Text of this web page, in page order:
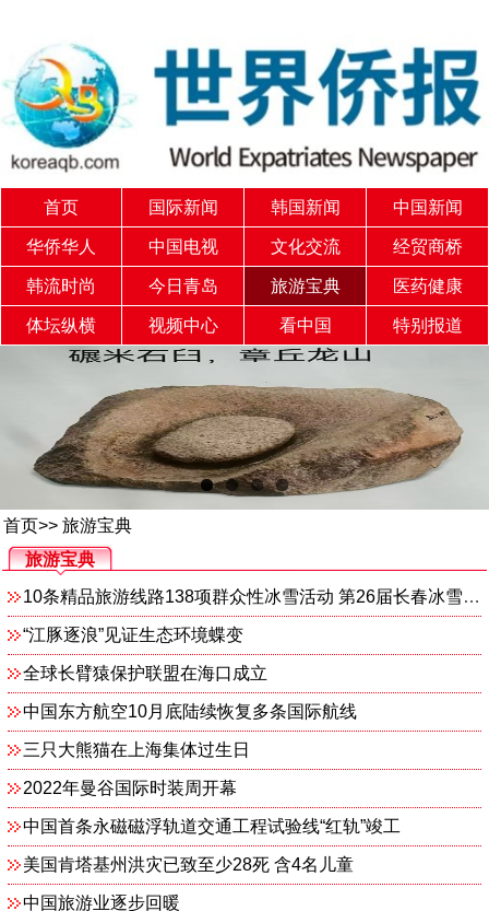
首页 国际新闻 韩国新闻 中国新闻
华侨华人 中国电视 文化交流 经贸商桥
韩流时尚 今日青岛 旅游宝典 医药健康
体坛纵横 视频中心 看中国 特别报道
首页>> 旅游宝典
旅游宝典
10条精品旅游线路138项群众性冰雪活动 第26届长春冰雪节精彩纷呈
“江豚逐浪”见证生态环境蝶变
全球长臂猿保护联盟在海口成立
中国东方航空10月底陆续恢复多条国际航线
三只大熊猫在上海集体过生日
2022年曼谷国际时装周开幕
中国首条永磁磁浮轨道交通工程试验线“红轨”竣工
美国肯塔基州洪灾已致至少28死 含4名儿童
中国旅游业逐步回暖